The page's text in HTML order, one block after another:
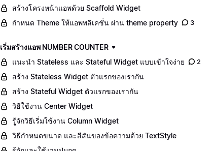
สร้างโครงหน้าแอพด้วย Scaffold Widget
กำหนด Theme ให้แอพพลิเคชั่น ผ่าน theme property
3
เริ่มสร้างแอพ NUMBER COUNTER
แนะนำ Stateless และ Stateful Widget แบบเข้าใจง่าย
2
สร้าง Stateless Widget ตัวแรกของเรากัน
สร้าง Stateful Widget ตัวแรกของเรากัน
วิธีใช้งาน Center Widget
รู้จักวิธีเริ่มใช้งาน Column Widget
วิธีกำหนดขนาด และสีสันของข้อความด้วย TextStyle